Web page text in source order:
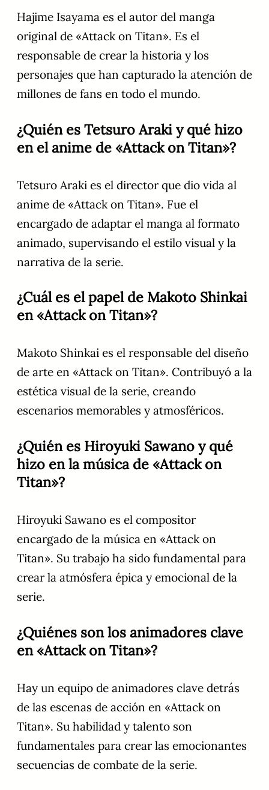
Hajime Isayama es el autor del manga
original de «Attack on Titan». Es el
responsable de crear la historia y los
personajes que han capturado la atención de
millones de fans en todo el mundo.
¿Quién es Tetsuro Araki y qué hizo
en el anime de «Attack on Titan»?
Tetsuro Araki es el director que dio vida al
anime de «Attack on Titan». Fue el
encargado de adaptar el manga al formato
animado, supervisando el estilo visual y la
narrativa de la serie.
¿Cuál es el papel de Makoto Shinkai
en «Attack on Titan»?
Makoto Shinkai es el responsable del diseño
de arte en «Attack on Titan». Contribuyó a la
estética visual de la serie, creando
escenarios memorables y atmosféricos.
¿Quién es Hiroyuki Sawano y qué
hizo en la música de «Attack on
Titan»?
Hiroyuki Sawano es el compositor
encargado de la música en «Attack on
Titan». Su trabajo ha sido fundamental para
crear la atmósfera épica y emocional de la
serie.
¿Quiénes son los animadores clave
en «Attack on Titan»?
Hay un equipo de animadores clave detrás
de las escenas de acción en «Attack on
Titan». Su habilidad y talento son
fundamentales para crear las emocionantes
secuencias de combate de la serie.